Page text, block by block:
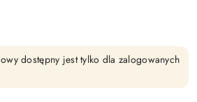
dostępny jest tylko dla zalogowanych